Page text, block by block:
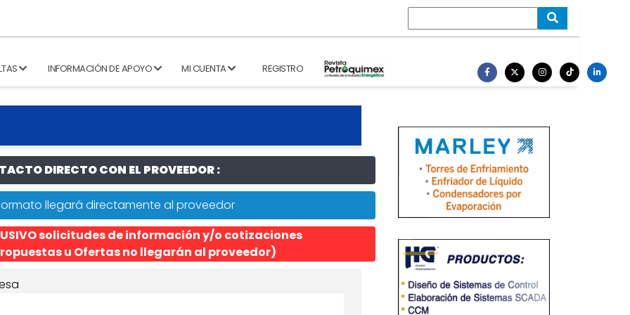
INFORMACIÓN DE APOYO MI CUENTA REGISTRO
DIRECTO CON EL PROVEEDOR :
llegará directamente al proveedor
solicitudes de información y/o cotizaciones
u Ofertas no llegarán al proveedor)